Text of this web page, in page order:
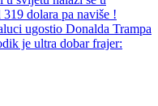
dolara pa naviše !
ugostio Donalda Trampa
je ultra dobar frajer: